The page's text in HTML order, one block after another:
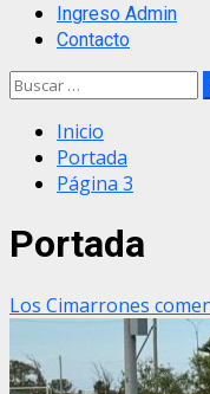
Ingreso Admin
Contacto
Buscar:
Inicio
Portada
Página 3
Portada
Los Cimarrones